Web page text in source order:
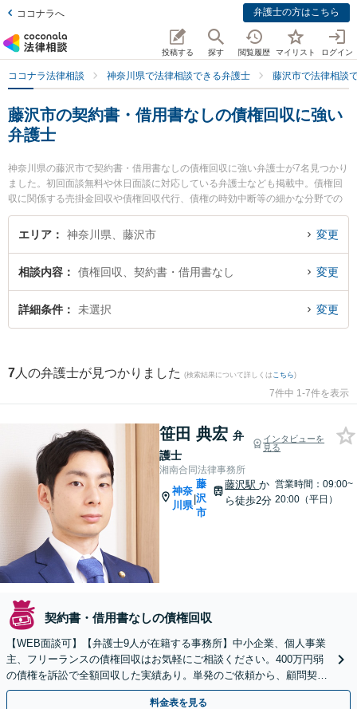
ココナラへ 弁護士の方はこちら
投稿する 探す 閲覧履歴 マイリスト ログイン
ココナラ法律相談 神奈川県で法律相談できる弁護士 藤沢市で法律相談
藤沢市の契約書・借用書なしの債権回収に強い
弁護士
神奈川県の藤沢市で契約書・借用書なしの債権回収に強い弁護士が7名見つかり
ました。初回面談無料や休日面談に対応している弁護士なども掲載中。債権回
収に関係する売掛金回収や債権回収代行、債権の時効中断等の細かな分野での
絞り込み検索もでき便利です。特に湘南合同法律事務所の笹田 典宏弁護士や湘
南野村綜合法律事務所の野村 俊介弁護士、弁護士法人KTG 湘南藤沢法律事務所
ブルを今すぐに弁護士に相談したい』『契約書・借用書なしの債権回収のトラ
ブル解決の実績豊富な近くの弁護士を検索したい』『初回相談無料で契約書・
借用書なしの債権回収を法律相談できる藤沢市内の弁護士に相談予約したい』
エリア 神奈川県、藤沢市 変更
相談内容 債権回収、契約書・借用書なし 変更
詳細条件 未選択 変更
7 人の弁護士が見つかりました (検索結果について詳しくは こちら)
7件中 1-7件を表示
笹田 典宏 弁
護士
インタビューを
見る
湘南合同法律事務所
神奈
川県
|
藤
沢
市
藤沢駅か
ら徒歩2分
営業時間：09:00~
20:00（平日）
契約書・借用書なしの債権回収
【WEB面談可】【弁護士9人が在籍する事務所】中小企業、個人事業
主、フリーランスの債権回収はお気軽にご相談ください。400万円弱
の債権を訴訟で全額回収した実績あり。単発のご依頼から、顧問契約
まで対応しております【藤沢駅2分】
料金表を見る